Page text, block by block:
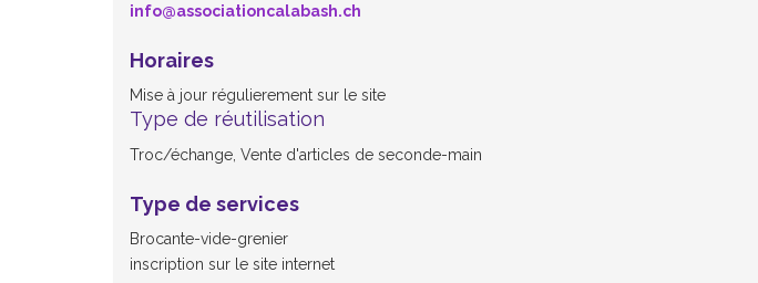
info@associationcalabash.ch
Horaires
Mise à jour régulierement sur le site
Type de réutilisation
Troc/échange, Vente d'articles de seconde-main
Type de services
Brocante-vide-grenier
inscription sur le site internet